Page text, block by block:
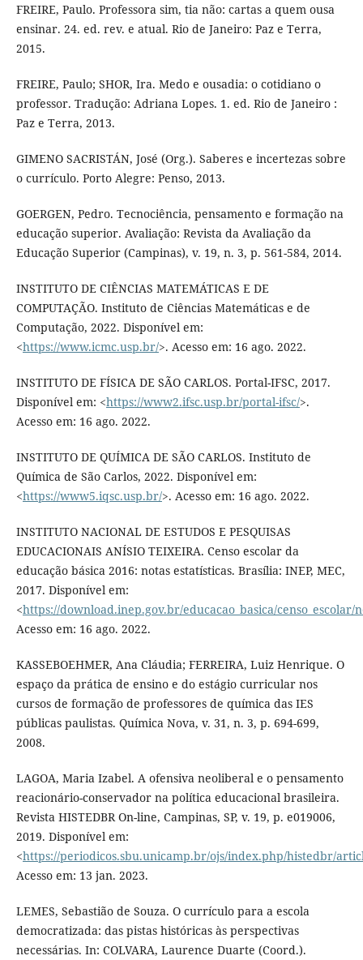
FREIRE, Paulo. Professora sim, tia não: cartas a quem ousa
ensinar. 24. ed. rev. e atual. Rio de Janeiro: Paz e Terra,
2015.
FREIRE, Paulo; SHOR, Ira. Medo e ousadia: o cotidiano o
professor. Tradução: Adriana Lopes. 1. ed. Rio de Janeiro :
Paz e Terra, 2013.
GIMENO SACRISTÁN, José (Org.). Saberes e incertezas sobre
o currículo. Porto Alegre: Penso, 2013.
GOERGEN, Pedro. Tecnociência, pensamento e formação na
educação superior. Avaliação: Revista da Avaliação da
Educação Superior (Campinas), v. 19, n. 3, p. 561-584, 2014.
INSTITUTO DE CIÊNCIAS MATEMÁTICAS E DE
COMPUTAÇÃO. Instituto de Ciências Matemáticas e de
Computação, 2022. Disponível em:
<https://www.icmc.usp.br/>. Acesso em: 16 ago. 2022.
INSTITUTO DE FÍSICA DE SÃO CARLOS. Portal-IFSC, 2017.
Disponível em: <https://www2.ifsc.usp.br/portal-ifsc/>.
Acesso em: 16 ago. 2022.
INSTITUTO DE QUÍMICA DE SÃO CARLOS. Instituto de
Química de São Carlos, 2022. Disponível em:
<https://www5.iqsc.usp.br/>. Acesso em: 16 ago. 2022.
INSTITUTO NACIONAL DE ESTUDOS E PESQUISAS
EDUCACIONAIS ANÍSIO TEIXEIRA. Censo escolar da
educação básica 2016: notas estatísticas. Brasília: INEP, MEC,
2017. Disponível em:
<https://download.inep.gov.br/educacao_basica/censo_escolar/
Acesso em: 16 ago. 2022.
KASSEBOEHMER, Ana Cláudia; FERREIRA, Luiz Henrique. O
espaço da prática de ensino e do estágio curricular nos
cursos de formação de professores de química das IES
públicas paulistas. Química Nova, v. 31, n. 3, p. 694-699,
2008.
LAGOA, Maria Izabel. A ofensiva neoliberal e o pensamento
reacionário-conservador na política educacional brasileira.
Revista HISTEDBR On-line, Campinas, SP, v. 19, p. e019006,
2019. Disponível em:
<https://periodicos.sbu.unicamp.br/ojs/index.php/histedbr/
Acesso em: 13 jan. 2023.
LEMES, Sebastião de Souza. O currículo para a escola
democratizada: das pistas históricas às perspectivas
necessárias. In: COLVARA, Laurence Duarte (Coord.).